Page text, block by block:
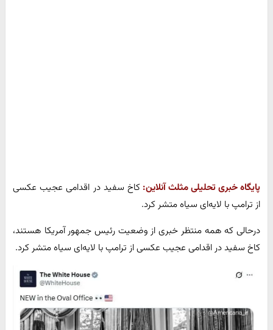
پایگاه خبری تحلیلی مثلث آنلاین: کاخ سفید در اقدامی عجیب عکسی
از ترامپ با لایه‌ای سیاه متشر کرد.
درحالی که همه منتظر خبری از وضعیت رئیس جمهور آمریکا هستند،
کاخ سفید در اقدامی عجیب عکسی از ترامپ با لایه‌ای سیاه متشر کرد.